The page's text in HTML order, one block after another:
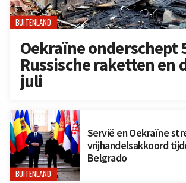
BUITENLAND
Oekraïne onderschept
Russische raketten en
juli
BUITENLAND
Servië en Oekraïne
vrijhandelsakkoord
Belgrado